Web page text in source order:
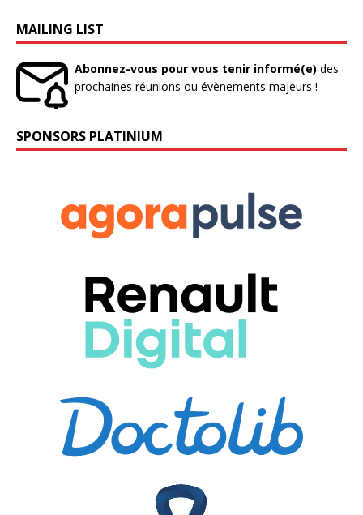
MAILING LIST
Abonnez-vous pour vous tenir informé(e) des
prochaines réunions ou évènements majeurs !
SPONSORS PLATINIUM